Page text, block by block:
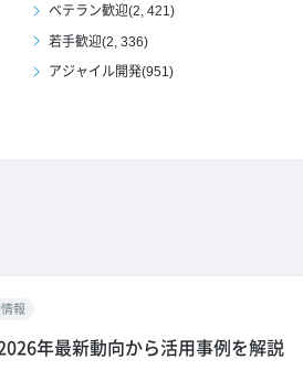
ベテラン歓迎(2, 421)
若手歓迎(2, 336)
アジャイル開発(951)
報
年最新動向から活用事例を解説